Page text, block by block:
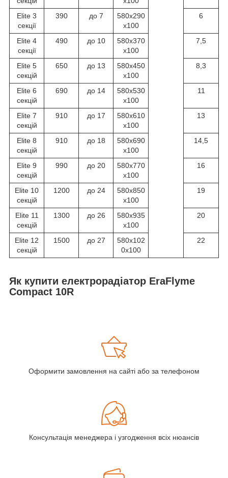
Elite 3
секції
390 до 7
580х290
х100
6
Elite 4
секції
490 до 10
580х370
х100
7,5
Elite 5
секцій
650 до 13
580х450
х100
8,3
Elite 6
секцій
690 до 14
580х530
х100
11
Elite 7
секцій
910 до 17
580х610
х100
13
Elite 8
секцій
910 до 18
580х690
х100
14,5
Elite 9
секцій
990 до 20
580х770
х100
16
Elite 10
секцій
1200 до 24
580х850
х100
19
Elite 11
секцій
1300 до 26
580х935
х100
20
Elite 12
секцій
1500 до 27
580х102
0х100
22
Як купити електрорадіатор EraFlyme
Compact 10R
Оформити замовлення на сайті або за телефоном
Консультація менеджера і узгодження всіх нюансів